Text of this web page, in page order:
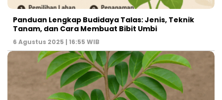
Panduan Lengkap Budidaya Talas: Jenis, Teknik
Tanam, dan Cara Membuat Bibit Umbi
6 Agustus 2025 | 16:55 WIB